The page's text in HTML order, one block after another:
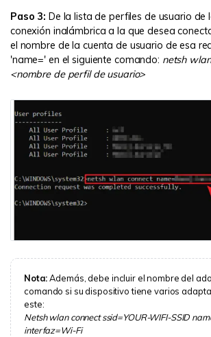
Paso 3: De la lista de perfiles de usuario de
conexión inalámbrica a la que desea
el nombre de la cuenta de usuario de esa
'name=' en el siguiente comando: netsh
<nombre de perfil de usuario>
Nota:Además, debe incluir el nombre del
comando si su dispositivo tiene varios
este:
Netsh wlan connect ssid=YOUR-WIFI-SSID
interfaz=Wi-Fi